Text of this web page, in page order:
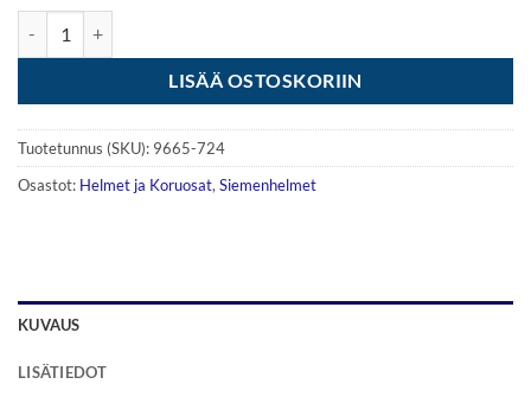
LISÄÄ OSTOSKORIIN
Tuotetunnus (SKU): 9665-724
Osastot: Helmet ja Koruosat, Siemenhelmet
KUVAUS
LISÄTIEDOT